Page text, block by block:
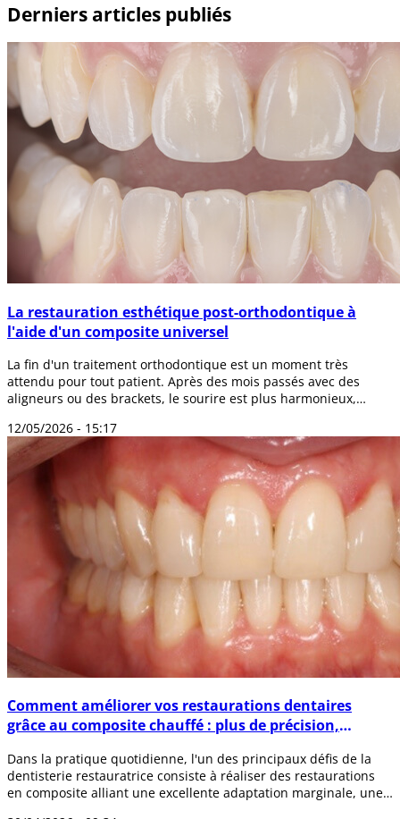
Derniers articles publiés
La restauration esthétique post-orthodontique à
l'aide d'un composite universel
La fin d'un traitement orthodontique est un moment très
attendu pour tout patient. Après des mois passés avec des
aligneurs ou des brackets, le sourire est plus harmonieux,
12/05/2026 - 15:17
Comment améliorer vos restaurations dentaires
grâce au composite chauffé : plus de précision,
Dans la pratique quotidienne, l'un des principaux défis de la
dentisterie restauratrice consiste à réaliser des restaurations
en composite alliant une excellente adaptation marginale, une